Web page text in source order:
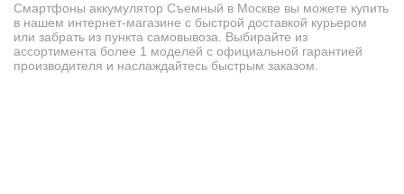
Смартфоны аккумулятор Съемный в Москве вы можете купить
в нашем интернет-магазине с быстрой доставкой курьером
или забрать из пункта самовывоза. Выбирайте из
ассортимента более 1 моделей с официальной гарантией
производителя и наслаждайтесь быстрым заказом.